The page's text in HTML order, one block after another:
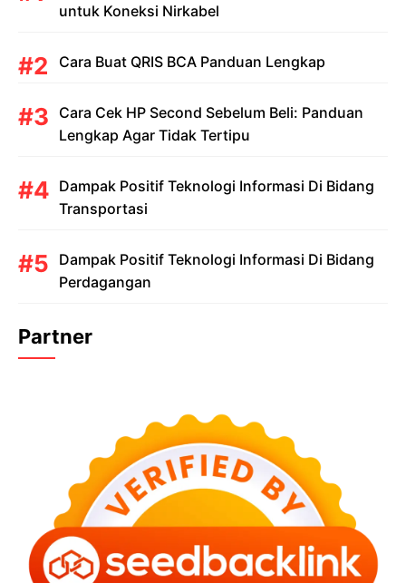
untuk Koneksi Nirkabel
Cara Buat QRIS BCA Panduan Lengkap
Cara Cek HP Second Sebelum Beli: Panduan
Lengkap Agar Tidak Tertipu
Dampak Positif Teknologi Informasi Di Bidang
Transportasi
Dampak Positif Teknologi Informasi Di Bidang
Perdagangan
Partner